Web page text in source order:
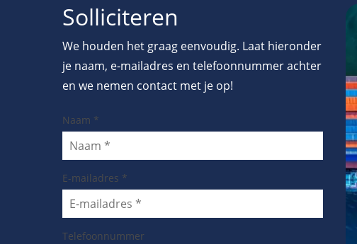
Solliciteren
We houden het graag eenvoudig. Laat hieronder
je naam, e-mailadres en telefoonnummer achter
en we nemen contact met je op!
Naam *
E-mailadres *
Telefoonnummer